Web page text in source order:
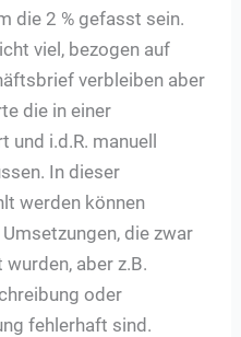
die 2 % gefasst sein.
viel, bezogen auf
verbleiben aber
die in einer
und i.d.R. manuell
In dieser
werden können
die zwar
aber z.B.
oder
fehlerhaft sind.